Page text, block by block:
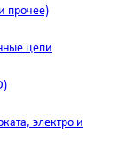
прочее)
цепи
электро и